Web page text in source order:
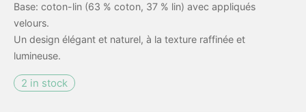
Base: coton-lin (63 % coton, 37 % lin) avec appliqués
velours.
Un design élégant et naturel, à la texture raffinée et
lumineuse.
2 in stock